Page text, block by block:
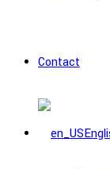
Contact